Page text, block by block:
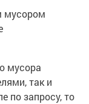
мусором
мусора
так и
по запросу, то